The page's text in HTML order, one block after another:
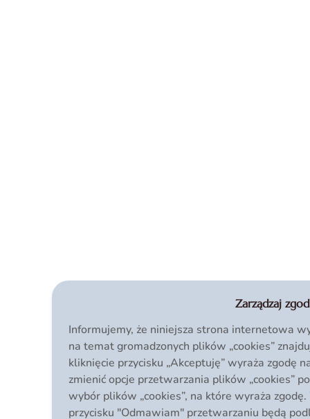
Zarządzaj
Informujemy, że niniejsza strona internetowa
na temat gromadzonych plików „cookies”
kliknięcie przycisku „Akceptuję” wyraża zgodę
zmienić opcje przetwarzania plików „cookies”
wybór plików „cookies”, na które wyraża
przycisku "Odmawiam" przetwarzaniu będą